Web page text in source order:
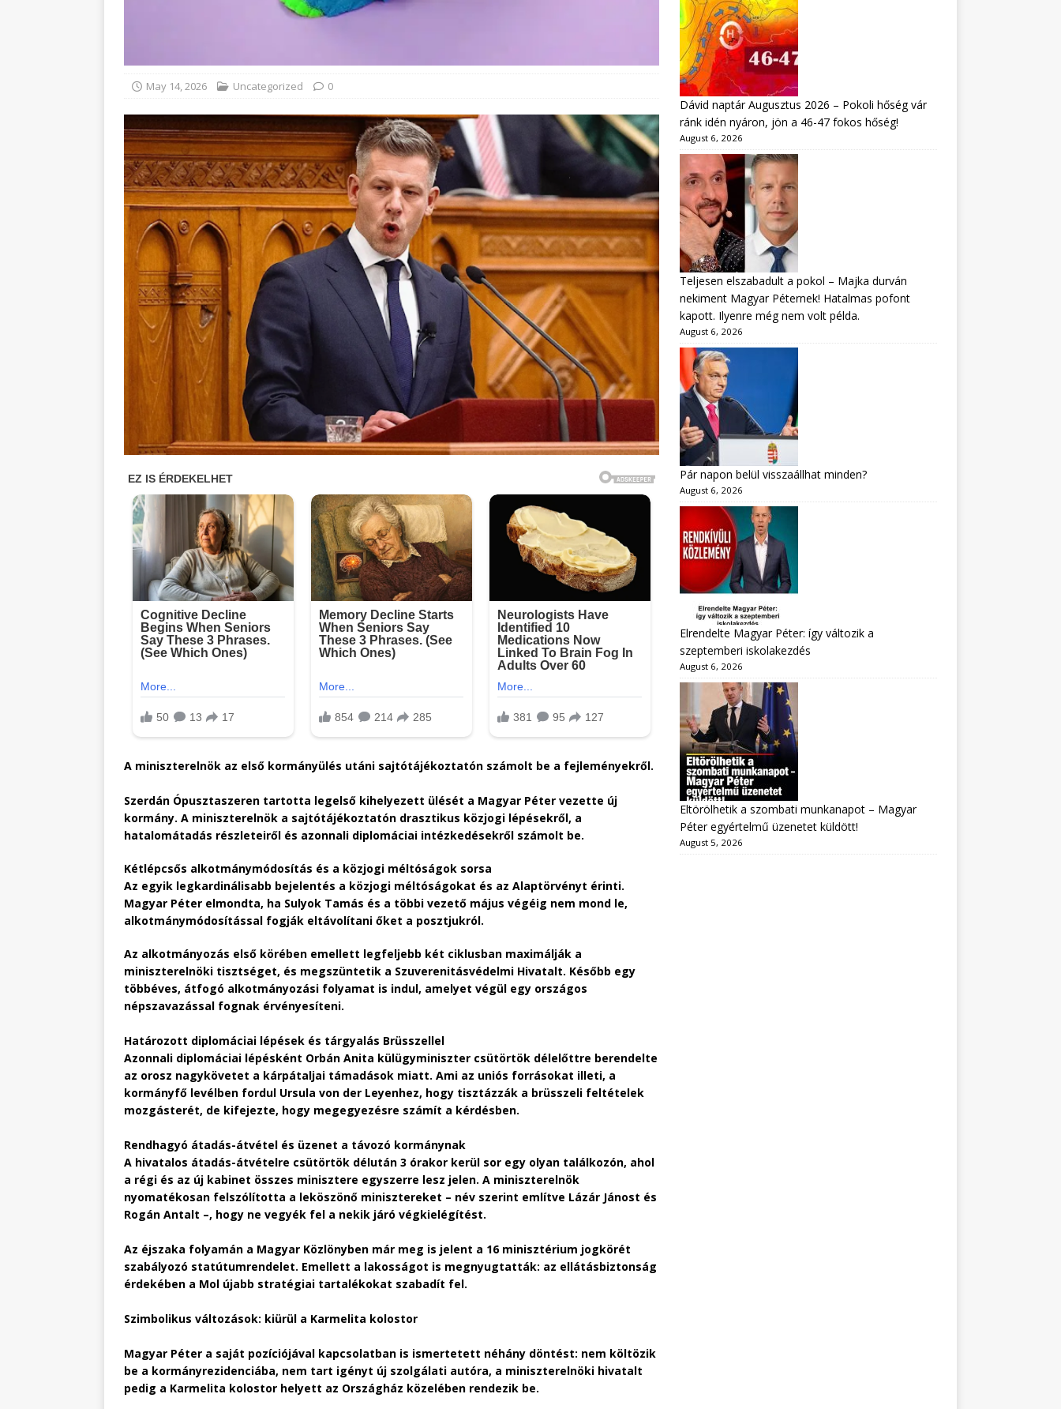
May 14, 2026 Uncategorized 0
A miniszterelnök az első kormányülés utáni sajtótájékoztatón számolt be a fejleményekről.
Szerdán Ópusztaszeren tartotta legelső kihelyezett ülését a Magyar Péter vezette új
kormány. A miniszterelnök a sajtótájékoztatón drasztikus közjogi lépésekről, a
hatalomátadás részleteiről és azonnali diplomáciai intézkedésekről számolt be.
Kétlépcsős alkotmánymódosítás és a közjogi méltóságok sorsa
Az egyik legkardinálisabb bejelentés a közjogi méltóságokat és az Alaptörvényt érinti.
Magyar Péter elmondta, ha Sulyok Tamás és a többi vezető május végéig nem mond le,
alkotmánymódosítással fogják eltávolítani őket a posztjukról.
Az alkotmányozás első körében emellett legfeljebb két ciklusban maximálják a
miniszterelnöki tisztséget, és megszüntetik a Szuverenitásvédelmi Hivatalt. Később egy
többéves, átfogó alkotmányozási folyamat is indul, amelyet végül egy országos
népszavazással fognak érvényesíteni.
Határozott diplomáciai lépések és tárgyalás Brüsszellel
Azonnali diplomáciai lépésként Orbán Anita külügyminiszter csütörtök délelőttre berendelte
az orosz nagykövetet a kárpátaljai támadások miatt. Ami az uniós forrásokat illeti, a
kormányfő levélben fordul Ursula von der Leyenhez, hogy tisztázzák a brüsszeli feltételek
mozgásterét, de kifejezte, hogy megegyezésre számít a kérdésben.
Rendhagyó átadás-átvétel és üzenet a távozó kormánynak
A hivatalos átadás-átvételre csütörtök délután 3 órakor kerül sor egy olyan találkozón, ahol
a régi és az új kabinet összes minisztere egyszerre lesz jelen. A miniszterelnök
nyomatékosan felszólította a leköszönő minisztereket – név szerint említve Lázár Jánost és
Rogán Antalt –, hogy ne vegyék fel a nekik járó végkielégítést.
Az éjszaka folyamán a Magyar Közlönyben már meg is jelent a 16 minisztérium jogkörét
szabályozó statútumrendelet. Emellett a lakosságot is megnyugtatták: az ellátásbiztonság
érdekében a Mol újabb stratégiai tartalékokat szabadít fel.
Szimbolikus változások: kiürül a Karmelita kolostor
Magyar Péter a saját pozíciójával kapcsolatban is ismertetett néhány döntést: nem költözik
be a kormányrezidenciába, nem tart igényt új szolgálati autóra, a miniszterelnöki hivatalt
pedig a Karmelita kolostor helyett az Országház közelében rendezik be.
Dávid naptár Augusztus 2026 – Pokoli hőség vár
ránk idén nyáron, jön a 46-47 fokos hőség!
August 6, 2026
Teljesen elszabadult a pokol – Majka durván
nekiment Magyar Péternek! Hatalmas pofont
kapott. Ilyenre még nem volt példa.
August 6, 2026
Pár napon belül visszaállhat minden?
August 6, 2026
Elrendelte Magyar Péter: így változik a
szeptemberi iskolakezdés
August 6, 2026
Eltörölhetik a szombati munkanapot – Magyar
Péter egyértelmű üzenetet küldött!
August 5, 2026